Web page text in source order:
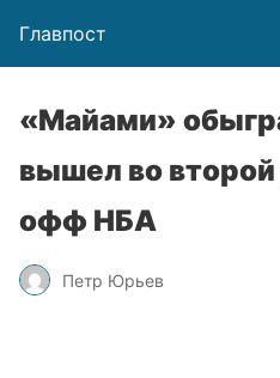
Главпост
«Майами»
вышел во
офф НБА
Петр Юрьев